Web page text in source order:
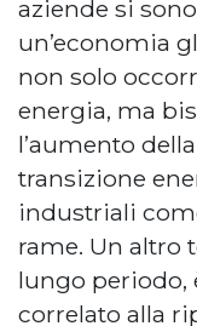
aziende si
un’economia
non solo
energia, ma
l’aumento
transizione
industriali
rame. Un altro
lungo periodo,
correlato alla